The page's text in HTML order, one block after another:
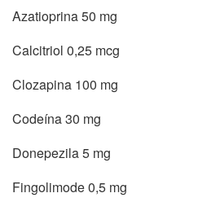
Azatioprina 50 mg
Calcitriol 0,25 mcg
Clozapina 100 mg
Codeína 30 mg
Donepezila 5 mg
Fingolimode 0,5 mg